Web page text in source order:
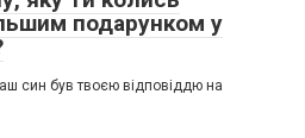
подарунком у
син був твоєю відповіддю на